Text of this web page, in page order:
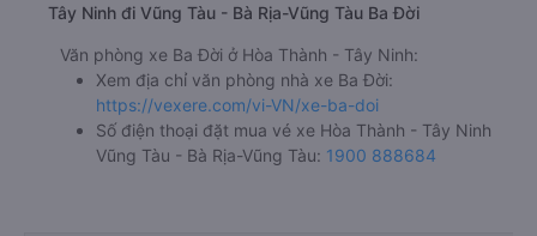
Tây Ninh đi Vũng Tàu - Bà Rịa-Vũng Tàu Ba Đời
Văn phòng xe Ba Đời ở Hòa Thành - Tây Ninh:
Xem địa chỉ văn phòng nhà xe Ba Đời:
https://vexere.com/vi-VN/xe-ba-doi
Số điện thoại đặt mua vé xe Hòa Thành - Tây Ninh
Vũng Tàu - Bà Rịa-Vũng Tàu: 1900 888684